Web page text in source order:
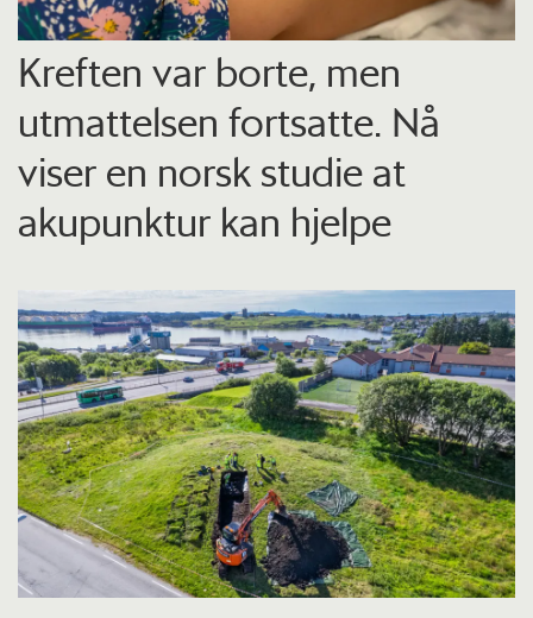
Kreften var borte, men
utmattelsen fortsatte. Nå
viser en norsk studie at
akupunktur kan hjelpe